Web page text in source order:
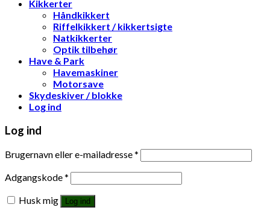
Kikkerter
Håndkikkert
Riffelkikkert / kikkertsigte
Natkikkerter
Optik tilbehør
Have & Park
Havemaskiner
Motorsave
Skydeskiver / blokke
Log ind
Log ind
Brugernavn eller e-mailadresse*
Adgangskode*
Husk mig
Log ind